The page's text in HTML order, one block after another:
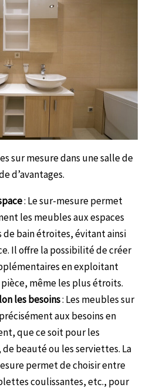
sur mesure dans une salle de
d’avantages.
: Le sur-mesure permet
les meubles aux espaces
de bain étroites, évitant ainsi
Il offre la possibilité de créer
en exploitant
même les plus étroits.
les besoins: Les meubles sur
aux besoins en
que ce soit pour les
beauté ou les serviettes. La
permet de choisir entre
coulissantes, etc., pour